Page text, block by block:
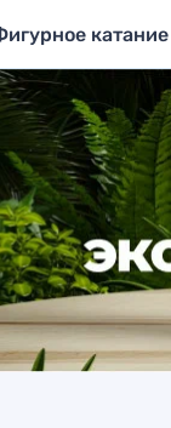
катание